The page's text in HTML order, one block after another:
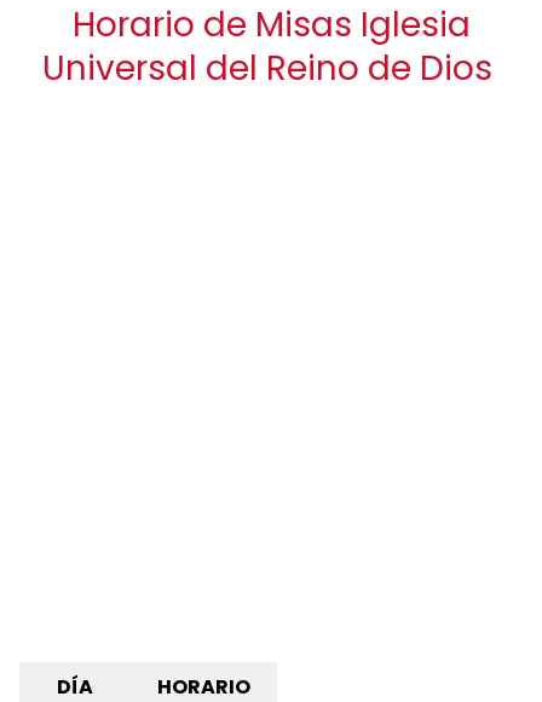
Horario de Misas Iglesia
Universal del Reino de Dios
DÍA
HORARIO